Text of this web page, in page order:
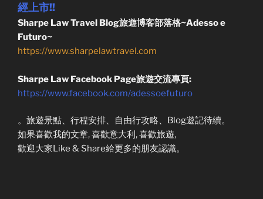
經上市!!
Sharpe Law Travel Blog旅遊博客部落格~Adesso e
Futuro~
https://www.sharpelawtravel.com
Sharpe Law Facebook Page旅遊交流專頁:
https://www.facebook.com/adessoefuturo
。旅遊景點、行程安排、自由行攻略、Blog遊記待續。
如果喜歡我的文章, 喜歡意大利, 喜歡旅遊,
歡迎大家Like & Share給更多的朋友認識。